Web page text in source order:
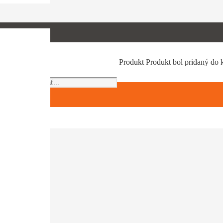
Products
search
Produkt Produkt bol pridaný do